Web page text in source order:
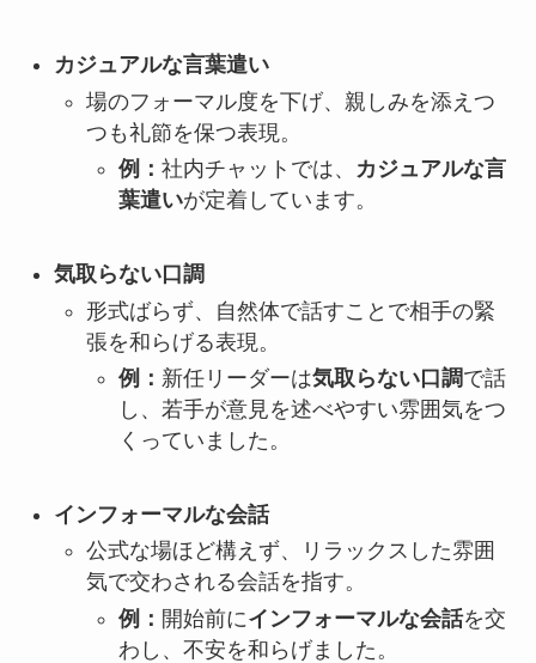
カジュアルな言葉遣い
場のフォーマル度を下げ、親しみを添えつ
つも礼節を保つ表現。
例： 社内チャットでは、
カジュアルな言
葉遣いが定着しています。
気取らない口調
形式ばらず、自然体で話すことで相手の緊
張を和らげる表現。
例： 新任リーダーは気取らない口調で話
し、若手が意見を述べやすい雰囲気をつ
くっていました。
インフォーマルな会話
公式な場ほど構えず、リラックスした雰囲
気で交わされる会話を指す。
例： 開始前にインフォーマルな会話を交
わし、不安を和らげました。